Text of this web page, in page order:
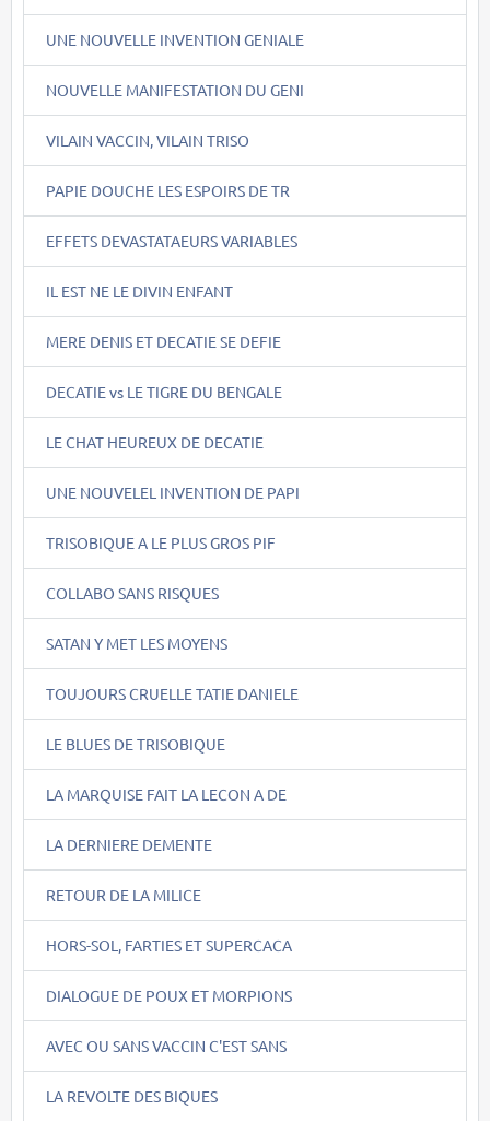
UNE NOUVELLE INVENTION GENIALE
NOUVELLE MANIFESTATION DU GENI
VILAIN VACCIN, VILAIN TRISO
PAPIE DOUCHE LES ESPOIRS DE TR
EFFETS DEVASTATAEURS VARIABLES
IL EST NE LE DIVIN ENFANT
MERE DENIS ET DECATIE SE DEFIE
DECATIE vs LE TIGRE DU BENGALE
LE CHAT HEUREUX DE DECATIE
UNE NOUVELEL INVENTION DE PAPI
TRISOBIQUE A LE PLUS GROS PIF
COLLABO SANS RISQUES
SATAN Y MET LES MOYENS
TOUJOURS CRUELLE TATIE DANIELE
LE BLUES DE TRISOBIQUE
LA MARQUISE FAIT LA LECON A DE
LA DERNIERE DEMENTE
RETOUR DE LA MILICE
HORS-SOL, FARTIES ET SUPERCACA
DIALOGUE DE POUX ET MORPIONS
AVEC OU SANS VACCIN C'EST SANS
LA REVOLTE DES BIQUES